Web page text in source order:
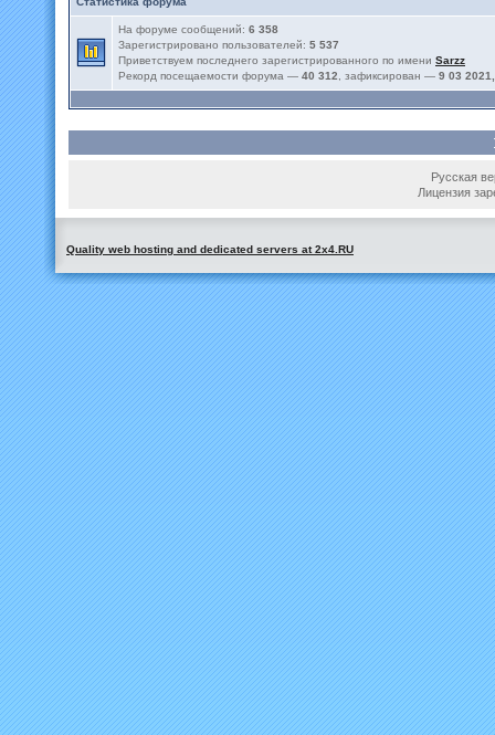
На форуме сообщений: 6 358
Зарегистрировано пользователей: 5 537
Приветствуем последнего зарегистрированного по имени Sarzz
Рекорд посещаемости форума — 40 312 , зафиксирован — 9 03
Русская
Лицензия
Quality web hosting and dedicated servers at 2x4.RU